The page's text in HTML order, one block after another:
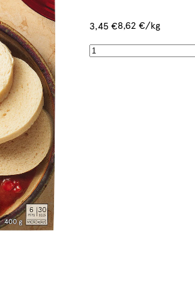
3,45 €8,62 €/kg